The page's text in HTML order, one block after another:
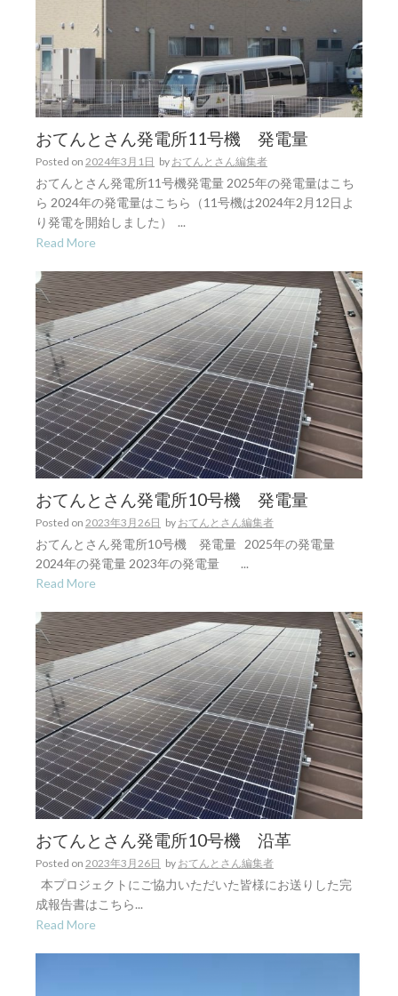
おてんとさん発電所11号機 発電量
Posted on 2024年3月1日 by おてんとさん編集者
おてんとさん発電所11号機発電量 2025年の発電量はこち
ら 2024年の発電量はこちら（11号機は2024年2月12日よ
り発電を開始しました） ...
Read More
おてんとさん発電所10号機 発電量
Posted on 2023年3月26日 by おてんとさん編集者
おてんとさん発電所10号機 発電量 2025年の発電量
2024年の発電量 2023年の発電量 ...
Read More
おてんとさん発電所10号機 沿革
Posted on 2023年3月26日 by おてんとさん編集者
本プロジェクトにご協力いただいた皆様にお送りした完
成報告書はこちら...
Read More